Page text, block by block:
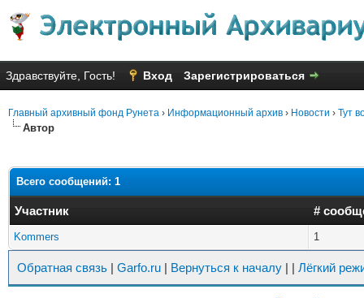
Здравствуйте, Гость! Вход Зарегистрироваться
Главный архивный фонд Рунета › Информационный архив › Новости › Тут
Автор
Всего сообщений: 1
Участник #
Kommers 1
Обратная связь | Garfo.ru | Вернуться к началу | | Лёгкий